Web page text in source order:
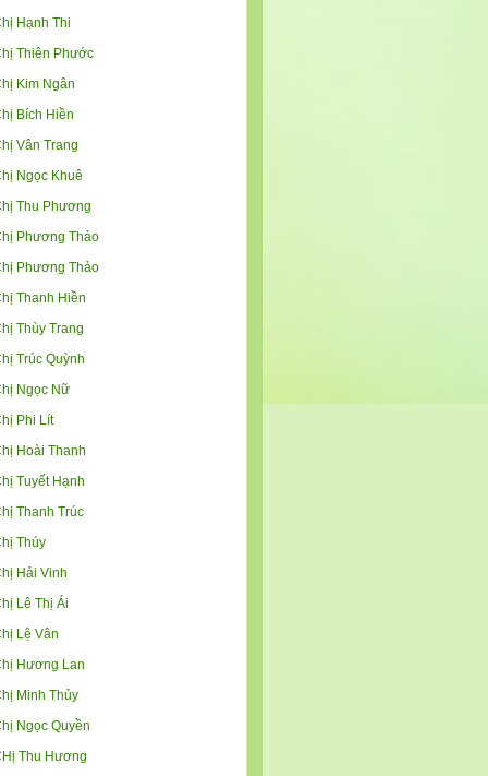
Hạnh Thi
Thiên Phước
Kim Ngân
Bích Hiền
Vân Trang
Ngọc Khuê
Thu Phương
Phương Thảo
Phương Thảo
Thanh Hiền
Thùy Trang
Trúc Quỳnh
Ngọc Nữ
Phi Lít
Hoài Thanh
Tuyết Hạnh
Thanh Trúc
Thúy
Hải Vinh
Lê Thị Ái
Lệ Vân
Hương Lan
Minh Thủy
Ngọc Quyền
Thu Hương